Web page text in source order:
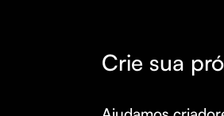
Crie sua